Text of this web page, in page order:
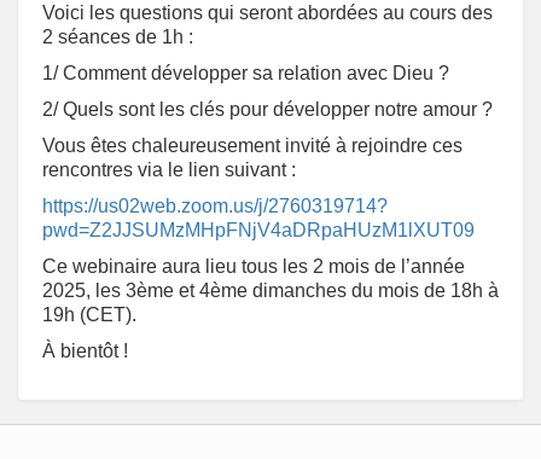
Voici les questions qui seront abordées au cours des
2 séances de 1h :
1/ Comment développer sa relation avec Dieu ?
2/ Quels sont les clés pour développer notre amour ?
Vous êtes chaleureusement invité à rejoindre ces
rencontres via le lien suivant :
https://us02web.zoom.us/j/2760319714?
pwd=Z2JJSUMzMHpFNjV4aDRpaHUzM1lXUT09
Ce webinaire aura lieu tous les 2 mois de l’année
2025, les 3ème et 4ème dimanches du mois de 18h à
19h (CET).
À bientôt !